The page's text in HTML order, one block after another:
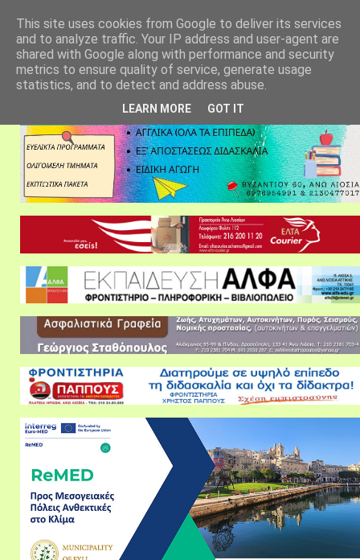
This site uses cookies from Google to deliver its services
and to analyze traffic. Your IP address and user-agent are
shared with Google along with performance and security
metrics to ensure quality of service, generate usage
statistics, and to detect and address abuse.
LEARN MORE GOT IT